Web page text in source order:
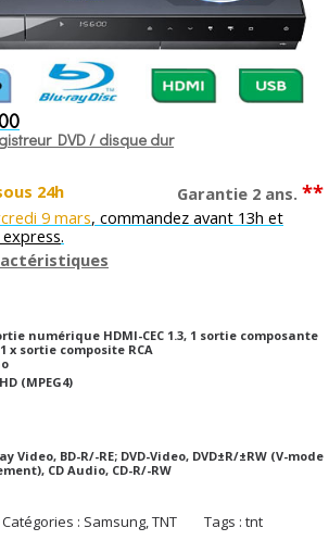
DVD / disque dur
24h Garantie 2 ans. **
9 mars, commandez avant 13h et
.
numérique HDMI-CEC 1.3, 1 sortie composante
1 x sortie composite RCA
(MPEG4)
Video, BD-R/-RE; DVD-Video, DVD±R/±RW (V-mode
CD Audio, CD-R/-RW
Catégories : Samsung,TNT Tags :tnt